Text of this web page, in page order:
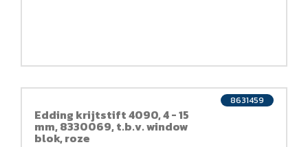
Edding krijtstift 4090, 4 - 15
mm, 8330069, t.b.v. window
blok, roze
8631459